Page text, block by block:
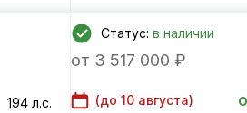
194 л.с.
Статус: в наличии
от 3 517 000 ₽
(до 10 августа)